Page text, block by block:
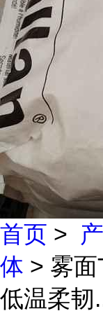
首页 >
体 > 雾
低温柔韧